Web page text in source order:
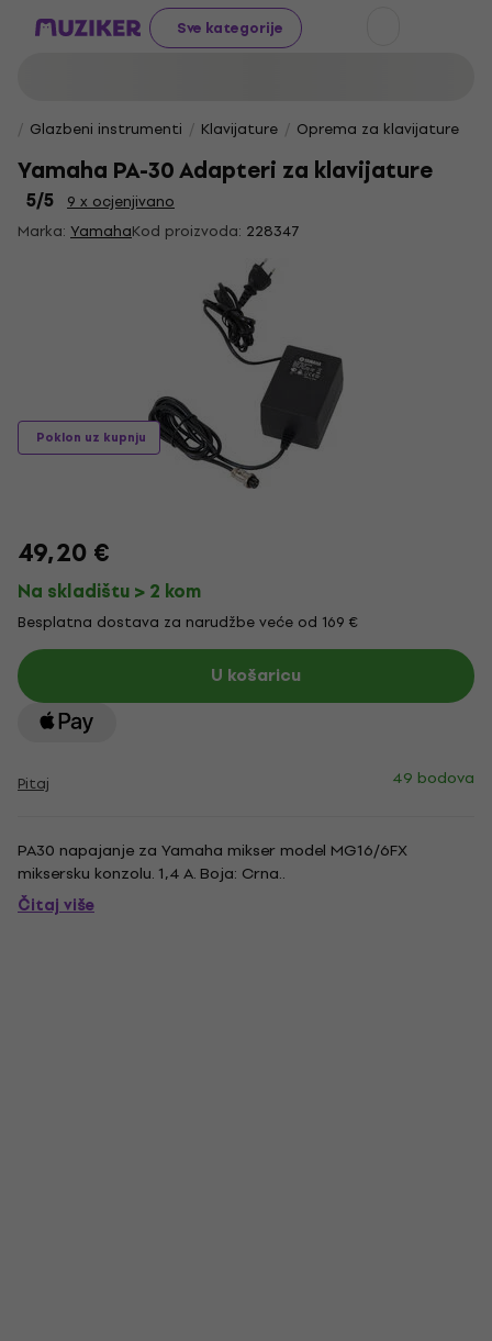
Sve kategorije
Glazbeni instrumenti Klavijature Oprema za klavijature
Yamaha PA-30 Adapteri za klavijature
5/5
9 x ocjenjivano
Marka: YamahaKod proizvoda: 228347
Poklon uz kupnju
49,20 €
Na skladištu > 2 kom
Besplatna dostava za narudžbe veće od 169 €
U košaricu
Pitaj 49 bodova
PA30 napajanje za Yamaha mikser model MG16/6FX
miksersku konzolu. 1,4 A. Boja: Crna..
Čitaj više